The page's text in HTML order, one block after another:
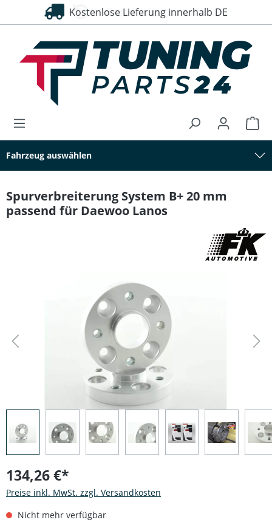
springen Kostenlose Lieferung innerhalb DE
30 Tage Rückgaberecht
Fahrzeug auswählen
Spurverbreiterung System B+ 20 mm
passend für Daewoo Lanos
134,26 €*
Preise inkl. MwSt. zzgl. Versandkosten
Nicht mehr verfügbar